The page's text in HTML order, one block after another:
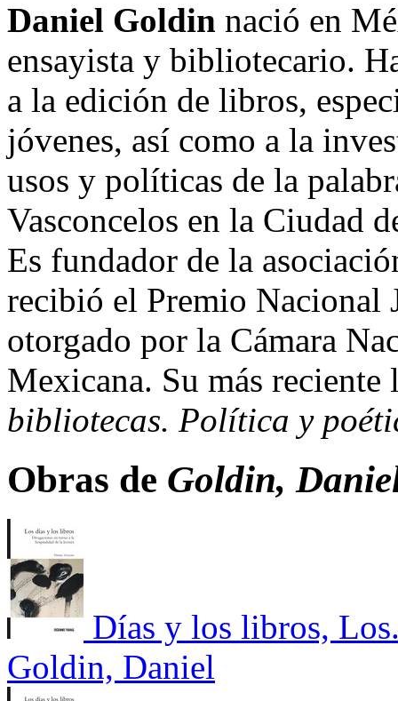
Daniel Goldin nació en
ensayista y bibliotecario.
a la edición de libros,
jóvenes, así como a la
usos y políticas de la
Vasconcelos en la Ciudad
Es fundador de la
recibió el Premio Nacional
otorgado por la Cámara
Mexicana. Su más
bibliotecas. Política y
Obras de Goldin,
Días y los libros,
Goldin, Daniel